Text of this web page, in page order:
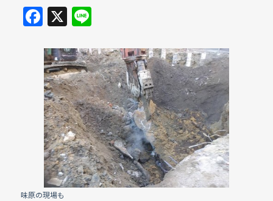
F
a
c
e
b
o
o
k
X Li
e
味原の現場も